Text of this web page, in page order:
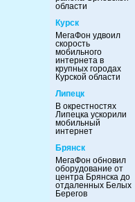
области
Курск
МегаФон удвоил
скорость
мобильного
интернета в
крупных городах
Курской области
Липецк
В окрестностях
Липецка ускорили
мобильный
интернет
Брянск
МегаФон обновил
оборудование от
центра Брянска до
отдаленных Белых
Берегов